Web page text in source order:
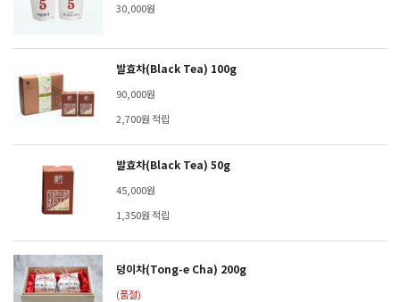
30,000원
발효차(Black Tea) 100g
90,000원
2,700원 적립
발효차(Black Tea) 50g
45,000원
1,350원 적립
덩이차(Tong-e Cha) 200g
(품절)